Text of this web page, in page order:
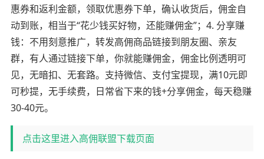
惠券和返利金额，领取优惠券下单，确认收货后，佣金自
动到账，相当于“花少钱买好物，还能赚佣金”；4. 分享赚
钱：不用刻意推广，转发高佣商品链接到朋友圈、亲友
群，有人通过链接下单，你就能赚佣金，佣金比例透明可
见，无暗扣、无套路。支持微信、支付宝提现，满10元即
可秒提，无手续费，日常省下来的钱+分享佣金，每天稳赚
30-40元。
点击这里进入高佣联盟下载页面